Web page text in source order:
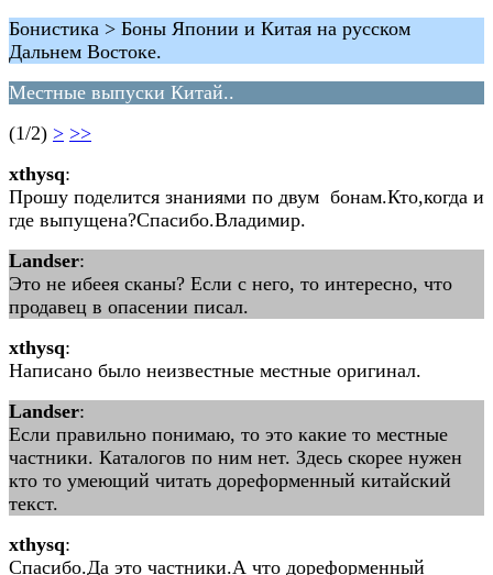
Бонистика > Боны Японии и Китая на русском
Дальнем Востоке.
Местные выпуски Китай..
(1/2) > >>
xthysq:
Прошу поделится знаниями по двум бонам.Кто,когда и
где выпущена?Спасибо.Владимир.
Landser:
Это не ибеея сканы? Если с него, то интересно, что
продавец в опасении писал.
xthysq:
Написано было неизвестные местные оригинал.
Landser:
Если правильно понимаю, то это какие то местные
частники. Каталогов по ним нет. Здесь скорее нужен
кто то умеющий читать дореформенный китайский
текст.
xthysq:
Спасибо.Да это частники.А что дореформенный